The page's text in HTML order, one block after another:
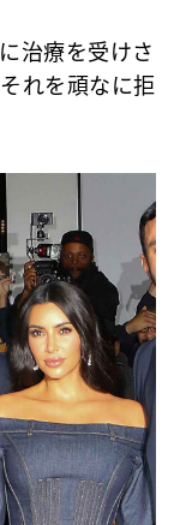
治療を受けさ
れを頑なに拒